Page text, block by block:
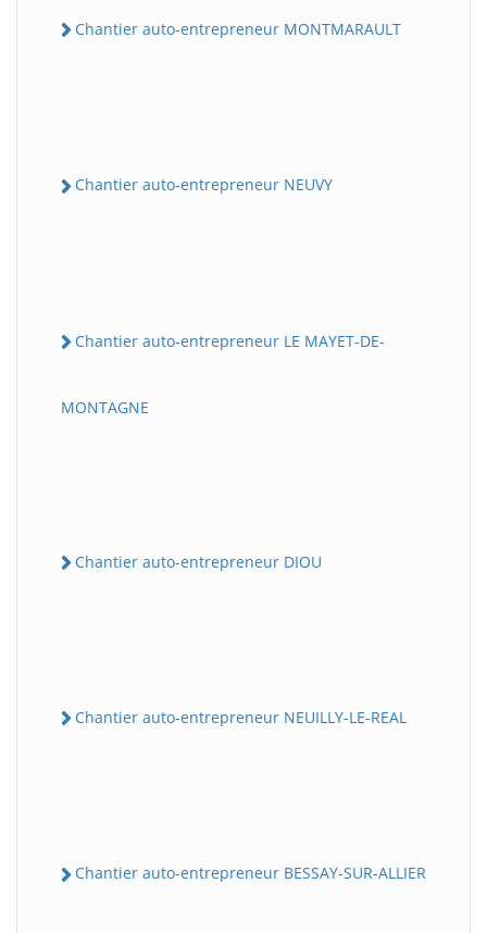
Chantier auto-entrepreneur MONTMARAULT
Chantier auto-entrepreneur NEUVY
Chantier auto-entrepreneur LE MAYET-DE-
MONTAGNE
Chantier auto-entrepreneur DIOU
Chantier auto-entrepreneur NEUILLY-LE-REAL
Chantier auto-entrepreneur BESSAY-SUR-ALLIER